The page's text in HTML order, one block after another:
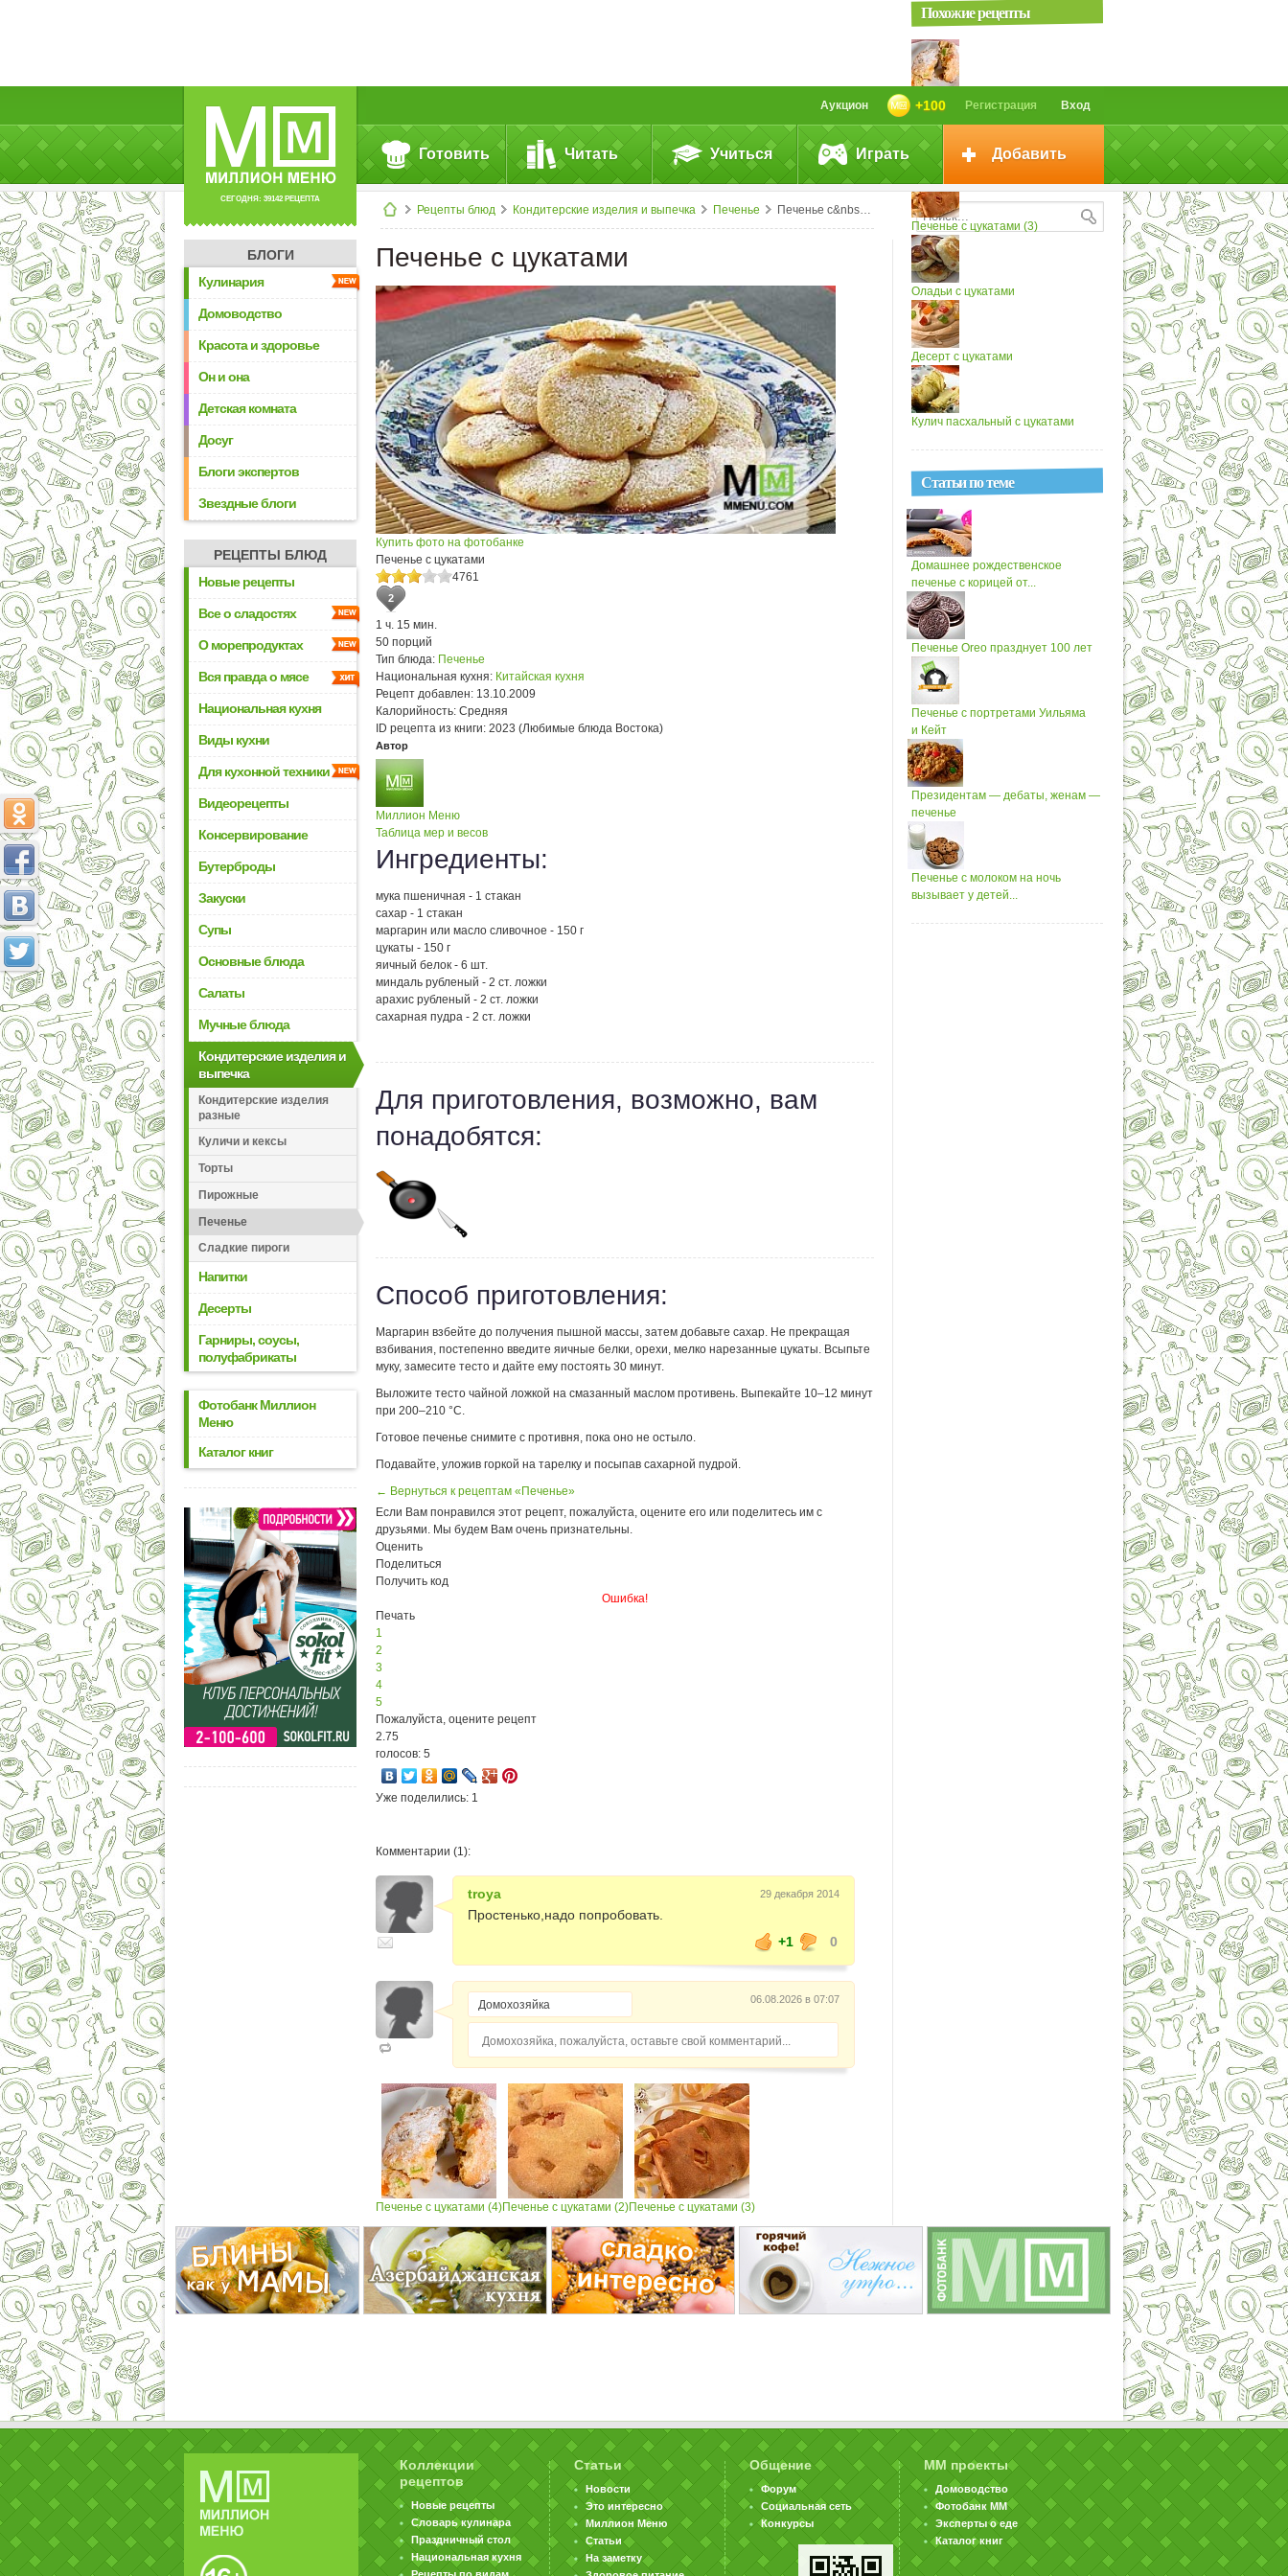
СЕГОДНЯ: 39142 РЕЦЕПТА
Вход
Регистрация
+100
Аукцион
Готовить Читать Учиться Играть Добавить
Рецепты блюд Кондитерские изделия и выпечка Печенье Печенье с&nbsp;цукатами
БЛОГИ
Кулинария
Домоводство
Красота и здоровье
Он и она
Детская комната
Досуг
Блоги экспертов
Звездные блоги
РЕЦЕПТЫ БЛЮД
Новые рецепты
Все о сладостях
О морепродуктах
Вся правда о мясе
Национальная кухня
Виды кухни
Для кухонной техники
Видеорецепты
Консервирование
Бутерброды
Закуски
Супы
Основные блюда
Салаты
Мучные блюда
Кондитерские изделия и
выпечка
Кондитерские изделия
разные
Куличи и кексы
Торты
Пирожные
Печенье
Сладкие пироги
Напитки
Десерты
Гарниры, соусы,
полуфабрикаты
Фотобанк Миллион
Меню
Каталог книг
Печенье с цукатами
Купить фото на фотобанке
Печенье с цукатами
4761
2
1 ч. 15 мин.
50 порций
Тип блюда: Печенье
Национальная кухня: Китайская кухня
Рецепт добавлен: 13.10.2009
Калорийность: Средняя
ID рецепта из книги: 2023 (Любимые блюда Востока)
Автор
Миллион Меню
Таблица мер и весов
Ингредиенты:
мука пшеничная - 1 стакан
сахар - 1 стакан
маргарин или масло сливочное - 150 г
цукаты - 150 г
яичный белок - 6 шт.
миндаль рубленый - 2 ст. ложки
арахис рубленый - 2 ст. ложки
сахарная пудра - 2 ст. ложки
Для приготовления, возможно, вам
понадобятся:
Способ приготовления:
Маргарин взбейте до получения пышной массы, затем добавьте сахар. Не прекращая
взбивания, постепенно введите яичные белки, орехи, мелко нарезанные цукаты. Всыпьте
муку, замесите тесто и дайте ему постоять 30 минут.
Выложите тесто чайной ложкой на смазанный маслом противень. Выпекайте 10–12 минут
при 200–210 °С.
Готовое печенье снимите с противня, пока оно не остыло.
Подавайте, уложив горкой на тарелку и посыпав сахарной пудрой.
← Вернуться к рецептам «Печенье»
Если Вам понравился этот рецепт, пожалуйста, оцените его или поделитесь им с
друзьями. Мы будем Вам очень признательны.
Оценить
Поделиться
Получить код
Ошибка!
Печать
1
2
3
4
5
Пожалуйста, оцените рецепт
2.75
голосов: 5
Уже поделились: 1
Комментарии (1):
troya 29 декабря 2014
Простенько,надо попробовать.
+1
0
06.08.2026 в 07:07
Домохозяйка, пожалуйста, оставьте свой комментарий...
Печенье с цукатами (4)Печенье с цукатами (2)Печенье с цукатами (3)
Похожие рецепты
Печенье с цукатами (2)
Печенье с цукатами (3)
Оладьи с цукатами
Десерт с цукатами
Кулич пасхальный с цукатами
Статьи по теме
Домашнее рождественское
печенье с корицей от...
Печенье Oreo празднует 100 лет
Печенье с портретами Уильяма
и Кейт
Президентам — дебаты, женам —
печенье
Печенье с молоком на ночь
вызывает у детей...
Коллекции
рецептов
Новые рецепты
Словарь кулинара
Праздничный стол
Национальная кухня
Статьи
Новости
Это интересно
Миллион Меню
Статьи
На заметку
Общение
Форум
Социальная сеть
Конкурсы
ММ проекты
Домоводство
Фотобанк ММ
Эксперты о еде
Каталог книг